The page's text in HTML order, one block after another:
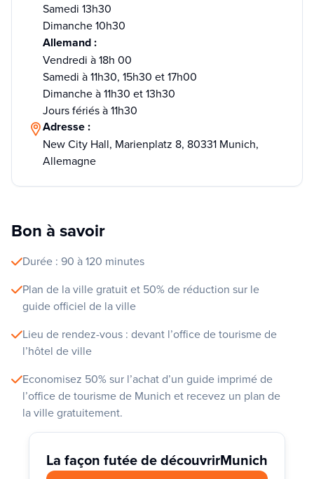
Samedi 13h30
Dimanche 10h30
Allemand :
Vendredi à 18h 00
Samedi à 11h30, 15h30 et 17h00
Dimanche à 11h30 et 13h30
Jours fériés à 11h30
Adresse :
New City Hall, Marienplatz 8, 80331 Munich,
Allemagne
Bon à savoir
Durée : 90 à 120 minutes
Plan de la ville gratuit et 50% de réduction sur le
guide officiel de la ville
Lieu de rendez-vous : devant l’office de tourisme de
l’hôtel de ville
Economisez 50% sur l’achat d’un guide imprimé de
l’office de tourisme de Munich et recevez un plan de
la ville gratuitement.
La façon futée de découvrirMunich